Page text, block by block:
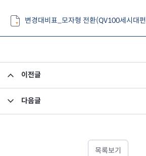
변경대비표_모자형 전환(QV100세시대
이전글
다음글
목록보기